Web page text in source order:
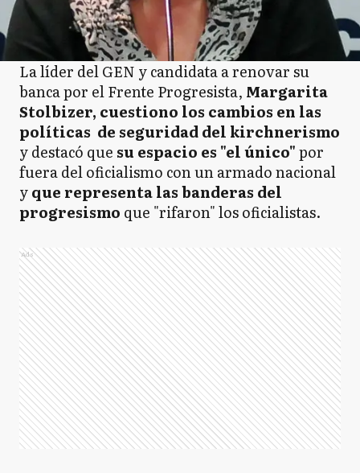
La líder del GEN y candidata a renovar su
banca por el Frente Progresista, Margarita
Stolbizer, cuestiono los cambios en las
políticas de seguridad del kirchnerismo
y destacó que su espacio es "el único"por
fuera del oficialismo con un armado nacional
yque representa las banderas del
progresismo que "rifaron" los oficialistas.
Ads